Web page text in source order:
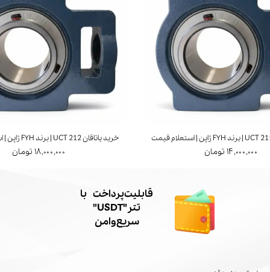
خرید یاتاقان UCT 212 | برند FYH ژاپن | استعلام قیمت
۱۸,۰۰۰,۰۰۰ تومان ۱۴,۰۰۰,۰۰۰ تومان
​قابلیت پرداخت با
تتر"USDT"
سریع و امن